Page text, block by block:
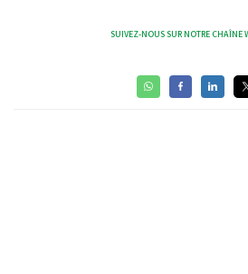
SUIVEZ-NOUS SUR NOTRE CHAÎNE